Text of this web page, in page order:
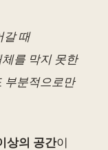
갈 때
를 막지 못한
부분적으로만
상의 공간이